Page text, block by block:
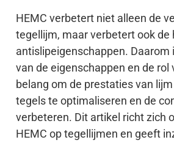
HEMC verbetert niet alleen de
tegellijm, maar verbetert ook de
antislipeigenschappen. Daarom
van de eigenschappen en de rol
belang om de prestaties van
tegels te optimaliseren en de
verbeteren. Dit artikel richt zich
HEMC op tegellijmen en geeft